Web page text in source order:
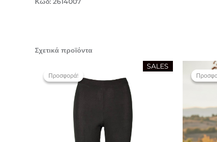
Σχετικά προϊόντα
Προσφορά!
SALES
Προσφορά!
was:
39,90 €.
τρέχουσα
είναι:
20,00 €.